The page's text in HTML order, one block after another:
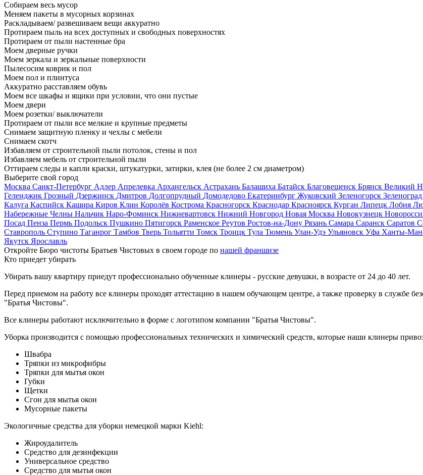
Собираем весь мусор
Меняем пакеты в мусорных корзинах
Раскладываем/ развешиваем вещи аккуратно
Протираем пыль на всех доступных и свободных поверхностях
Протираем от пыли настенные бра
Моем дверные ручки
Моем зеркала и зеркальные поверхности
Пылесосим коврик и пол
Моем пол и плинтуса
Аккуратно расставляем обувь
Моем все шкафы и ящики при условии, что они пустые
Моем двери
Моем розетки/ выключатели
Протираем от пыли все мелкие и крупные предметы
Снимаем защитную пленку и чехлы с мебели
Снимаем скотч
Избавляем от строительной пыли потолок, стены и пол
Избавляем мебель от строительной пыли
Оттираем следы и капли краски, штукатурки, затирки, клея (не более 2 см диаметром)
Выберите свой город
Москва Санкт-Петербург Адлер Апрелевка Архангельск Астрахань Балашиха Батайск Благовещенск Брянск Великий
Геленджик Грозный Дзержинск Дмитров Долгопрудный Домодедово Екатеринбург Жуковский Зеленогорск Зеленоград
Калуга Каспийск Кашира Киров Клин Королёв Кострома Красногорск Краснодар Красноярск Курган Липецк Лобня
Набережные Челны Нальчик Наро-Фоминск Нижневартовск Нижний Новгород Новая Москва Новокузнецк
Посад Пенза Пермь Подольск Пушкино Пятигорск Раменское Реутов Ростов-на-Дону Рязань Самара Саранск Саратов
Ставрополь Ступино Таганрог Тамбов Тверь Тольятти Томск Троицк Тула Тюмень Улан-Удэ Ульяновск Уфа Ханты-
Якутск Ярославль
Откройте Бюро чистоты Братьев Чистовых в своем городе по нашей франшизе
Кто приедет убирать
Убирать вашу квартиру приедут профессионально обученные клинеры - русские девушки, в возрасте от 24 до 40 лет.
Перед приемом на работу все клинеры проходят аттестацию в нашем обучающем центре, а также проверку в службе
"Братья Чистовы".
Все клинеры работают исключительно в форме с логотипом компании "Братья Чистовы".
Уборка производится с помощью профессиональных технических и химический средств, которые наши клинеры
Швабра
Тряпки из микрофибры
Тряпки для мытья окон
Губки
Щетки
Сгон для мытья окон
Мусорные пакеты
Экологичные средства для уборки немецкой марки Kiehl:
Жироудалитель
Средство для дезинфекции
Универсальное средство
Средство для мытья окон